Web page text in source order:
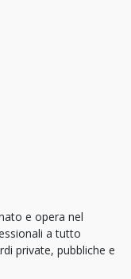
e opera nel
a tutto
private, pubbliche e